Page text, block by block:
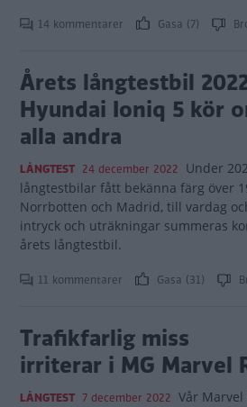
14 kommentarer Gasa (7)
Årets långtestbil
Hyundai Ioniq 5 kör
alla andra
LÅNGTEST 24 december 2022 Under
långtestbilar fått bekänna färg över
Norrbotten och Madrid, till vardag
intryck och uträkningar summeras
årets långtestbil.
11 kommentarer Gasa (31)
Trafikfarlig miss
irriterar i MG Marvel
LÅNGTEST 7 december 2022 Vår